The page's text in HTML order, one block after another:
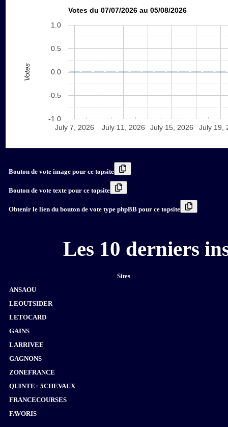
Votes du 07/07/2026 au 05/08/2026
July 7, 2026 July 11, 2026 July 15, 2026 July 19,
-1.0
-0.5
0.0
0.5
1.0
Votes
Bouton de vote image pour ce topsite
Bouton de vote texte pour ce topsite
Obtenir le lien du bouton de vote type phpBB pour ce topsite
Les 10 derniers
Sites
ANSAOU
LEOUTSIDER
LETOCARD
GAINS
LARRIVEE
GAGNONS
ZONEFRANCE
QUINTE+ 5CHEVAUX
FRANCECOURSES
FAVORIS